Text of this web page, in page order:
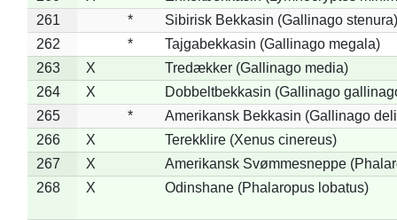
261
*
Sibirisk Bekkasin (Gallinago stenura)
262
*
Tajgabekkasin (Gallinago megala)
263
X
Tredækker (Gallinago media)
264
X
Dobbeltbekkasin (Gallinago
265
*
Amerikansk Bekkasin (Gallinago
266
X
Terekklire (Xenus cinereus)
267
X
Amerikansk Svømmesneppe
268
X Odinshane (Phalaropus lobatus)